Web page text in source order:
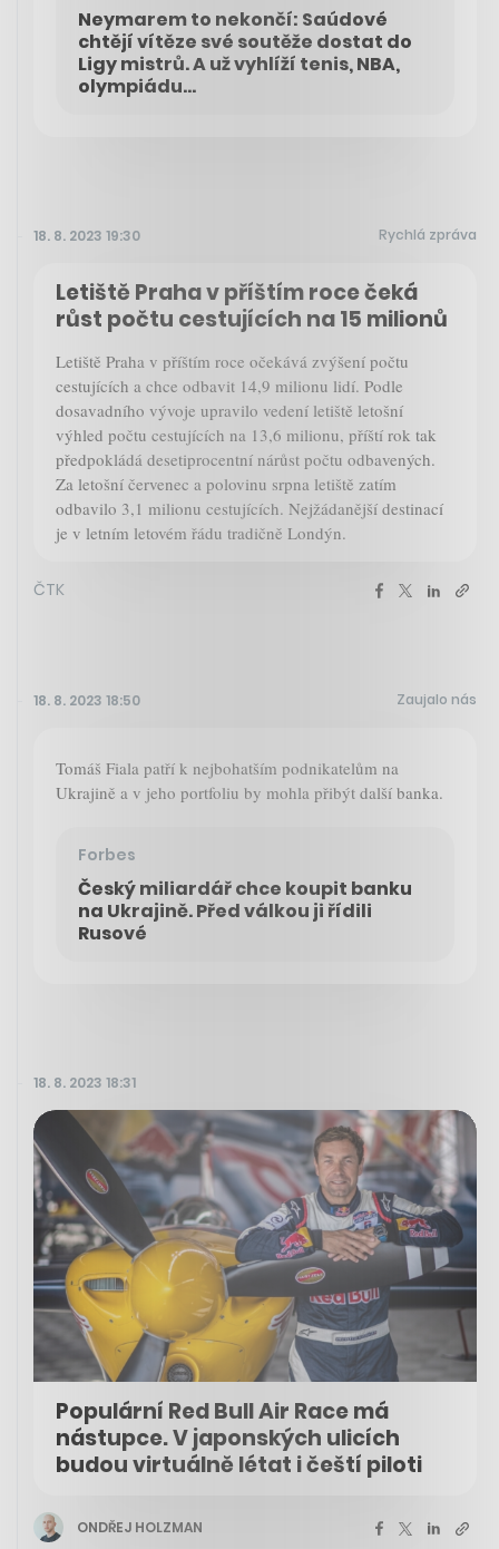
Neymarem to nekončí: Saúdové
chtějí vítěze své soutěže dostat do
Ligy mistrů. A už vyhlíží tenis, NBA,
olympiádu…
18. 8. 2023 19:30 Rychlá zpráva
Letiště Praha v příštím roce čeká
růst počtu cestujících na 15 milionů
Letiště Praha v příštím roce očekává zvýšení počtu
cestujících a chce odbavit 14,9 milionu lidí. Podle
dosavadního vývoje upravilo vedení letiště letošní
výhled počtu cestujících na 13,6 milionu, příští rok tak
předpokládá desetiprocentní nárůst počtu odbavených.
Za letošní červenec a polovinu srpna letiště zatím
odbavilo 3,1 milionu cestujících. Nejžádanější destinací
je v letním letovém řádu tradičně Londýn.
ČTK
18. 8. 2023 18:50 Zaujalo nás
Tomáš Fiala patří k nejbohatším podnikatelům na
Ukrajině a v jeho portfoliu by mohla přibýt další banka.
Forbes
Český miliardář chce koupit banku
na Ukrajině. Před válkou ji řídili
Rusové
18. 8. 2023 18:31
Populární Red Bull Air Race má
nástupce. V japonských ulicích
budou virtuálně létat i čeští piloti
ONDŘEJ HOLZMAN